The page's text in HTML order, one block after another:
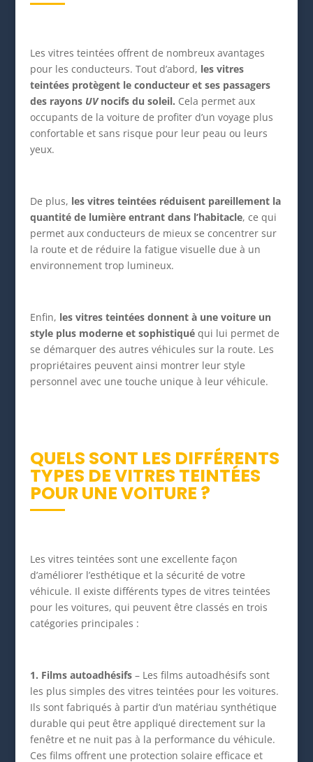
Les vitres teintées offrent de nombreux avantages
pour les conducteurs. Tout d’abord, les vitres
teintées protègent le conducteur et ses passagers
des rayons UVnocifs du soleil. Cela permet aux
occupants de la voiture de profiter d’un voyage plus
confortable et sans risque pour leur peau ou leurs
yeux.
De plus, les vitres teintées réduisent pareillement la
quantité de lumière entrant dans l’habitacle, ce qui
permet aux conducteurs de mieux se concentrer sur
la route et de réduire la fatigue visuelle due à un
environnement trop lumineux.
Enfin, les vitres teintées donnent à une voiture un
style plus moderne et sophistiqué qui lui permet de
se démarquer des autres véhicules sur la route. Les
propriétaires peuvent ainsi montrer leur style
personnel avec une touche unique à leur véhicule.
QUELS SONT LES DIFFÉRENTS
TYPES DE VITRES TEINTÉES
POUR UNE VOITURE ?
Les vitres teintées sont une excellente façon
d’améliorer l’esthétique et la sécurité de votre
véhicule. Il existe différents types de vitres teintées
pour les voitures, qui peuvent être classés en trois
catégories principales :
1. Films autoadhésifs– Les films autoadhésifs sont
les plus simples des vitres teintées pour les voitures.
Ils sont fabriqués à partir d’un matériau synthétique
durable qui peut être appliqué directement sur la
fenêtre et ne nuit pas à la performance du véhicule.
Ces films offrent une protection solaire efficace et